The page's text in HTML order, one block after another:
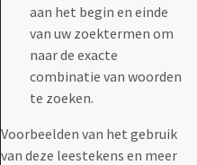
aan het begin en einde
van uw zoektermen om
naar de exacte
combinatie van woorden
te zoeken.
Voorbeelden van het gebruik
van deze leestekens en meer